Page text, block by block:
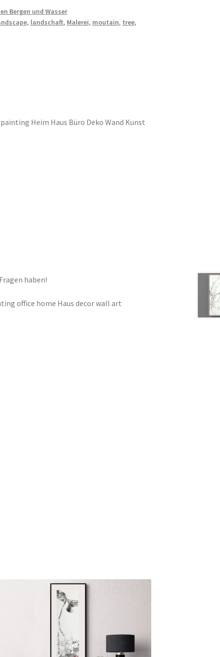
Bergen und Wasser
, landschaft, Malerei, moutain, tree,
Heim Haus Büro Deko Wand Kunst
haben!
office home Haus decor wall art